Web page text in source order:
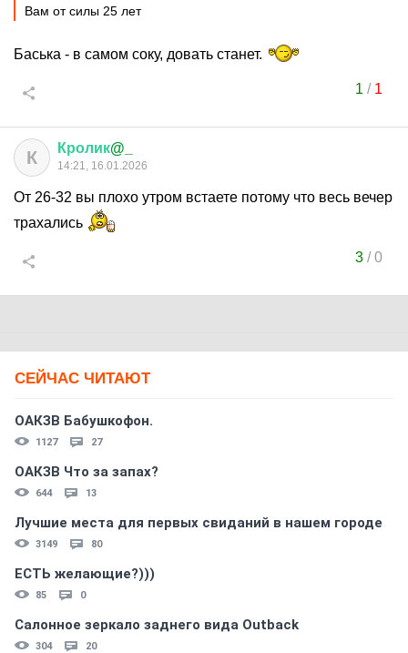
Вам от силы 25 лет
Баська - в самом соку, довать станет.
1 / 1
К Кролик@_
14:21, 16.01.2026
От 26-32 вы плохо утром встаете потому что весь вечер
трахались
3/0
СЕЙЧАС ЧИТАЮТ
ОАКЗВ Бабушкофон.
1127 27
ОАКЗВ Что за запах?
644 13
Лучшие места для первых свиданий в нашем городе
3149 80
ЕСТЬ желающие?)))
85 0
Салонное зеркало заднего вида Outback
304 20